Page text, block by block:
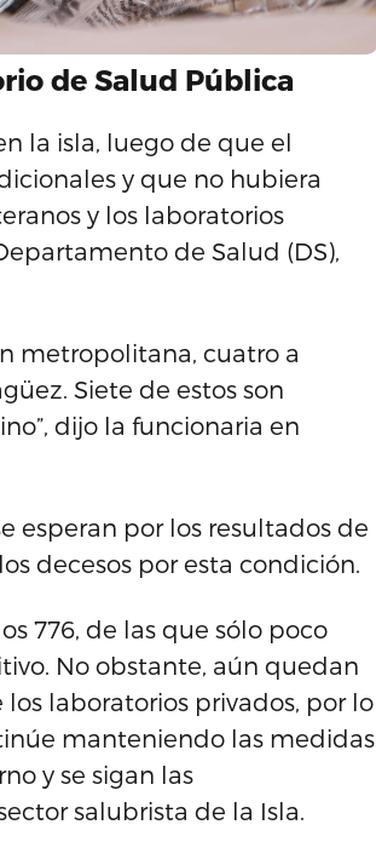
de Salud Pública
la isla, luego de que el
y que no hubiera
y los laboratorios
de Salud (DS),
metropolitana, cuatro a
Siete de estos son
dijo la funcionaria en
esperan por los resultados de
decesos por esta condición.
776, de las que sólo poco
No obstante, aún quedan
laboratorios privados, por lo
manteniendo las medidas
y se sigan las
salubrista de la Isla.